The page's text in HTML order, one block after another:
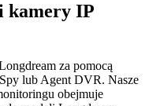
kamery IP
za pomocą
lub Agent DVR. Nasze
obejmuje